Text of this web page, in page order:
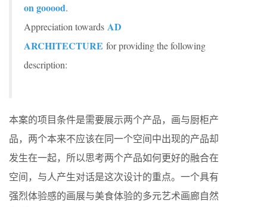
on gooood.
Appreciation towards AD
ARCHITECTURE for providing the following
description:
本案的项目条件是需要展示两个产品，画与厨柜产
品，两个本来不应该在同一个空间中出现的产品却
发生在一起，所以思考两个产品如何更好的融合在
空间，与人产生对话是这次设计的重点。一个具有
强烈体验感的画展与美食体验的多元艺术画廊自然